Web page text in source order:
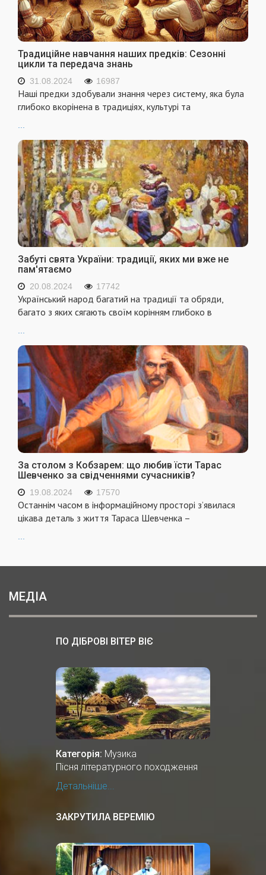
Традиційне навчання наших предків: Сезонні
цикли та передача знань
31.08.2024 16987
Наші предки здобували знання через систему, яка була
глибоко вкорінена в традиціях, культурі та
Забуті свята України: традиції, яких ми вже не
пам'ятаємо
20.08.2024 17742
Український народ багатий на традиції та обряди,
багато з яких сягають своїм корінням глибоко в
...
За столом з Кобзарем: що любив їсти Тарас
Шевченко за свідченнями сучасників?
19.08.2024 17570
Останнім часом в інформаційному просторі з’явилася
цікава деталь з життя Тараса Шевченка –
МЕДІА
ПО ДІБРОВІ ВІТЕР ВІЄ
Категорія: Музика
Пісня літературного походження
Детальніше...
ЗАКРУТИЛА ВЕРЕМІЮ